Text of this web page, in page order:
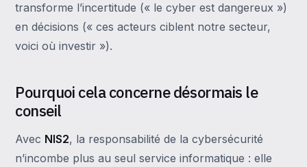
transforme l’incertitude (« le cyber est dangereux »)
en décisions (« ces acteurs ciblent notre secteur,
voici où investir »).
Pourquoi cela concerne désormais le
conseil
Avec NIS2, la responsabilité de la cybersécurité
n’incombe plus au seul service informatique : elle